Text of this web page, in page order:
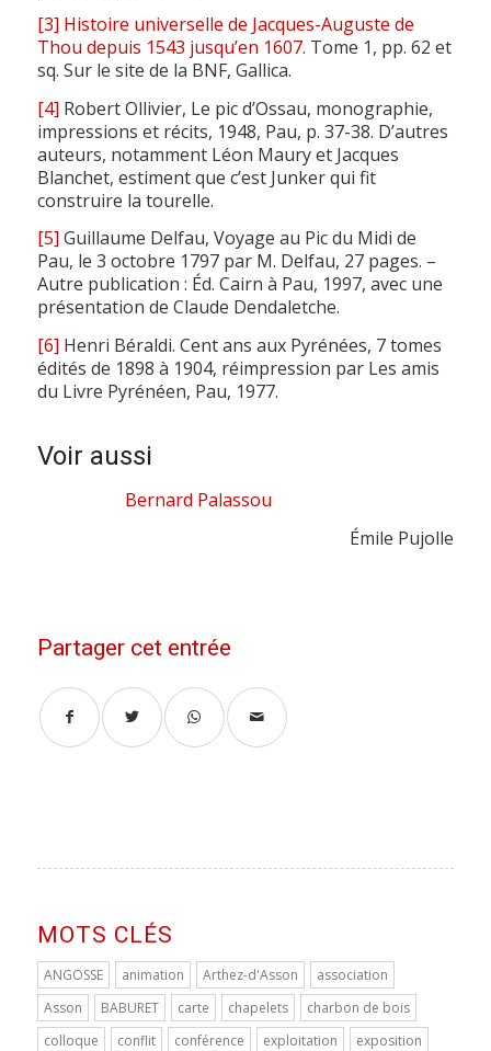
[3] Histoire universelle de Jacques-Auguste de
Thou depuis 1543 jusqu’en 1607. Tome 1, pp. 62 et
sq. Sur le site de la BNF, Gallica.
[4] Robert Ollivier, Le pic d’Ossau, monographie,
impressions et récits, 1948, Pau, p. 37-38. D’autres
auteurs, notamment Léon Maury et Jacques
Blanchet, estiment que c’est Junker qui fit
construire la tourelle.
[5] Guillaume Delfau, Voyage au Pic du Midi de
Pau, le 3 octobre 1797 par M. Delfau, 27 pages. –
Autre publication : Éd. Cairn à Pau, 1997, avec une
présentation de Claude Dendaletche.
[6] Henri Béraldi. Cent ans aux Pyrénées, 7 tomes
édités de 1898 à 1904, réimpression par Les amis
du Livre Pyrénéen, Pau, 1977.
Voir aussi
Bernard Palassou
Émile Pujolle
Partager cet entrée
MOTS CLÉS
ANGOSSE animation Arthez-d'Asson
association
Asson
BABURET carte chapelets
charbon de bois
colloque
conflit conférence exploitation
exposition